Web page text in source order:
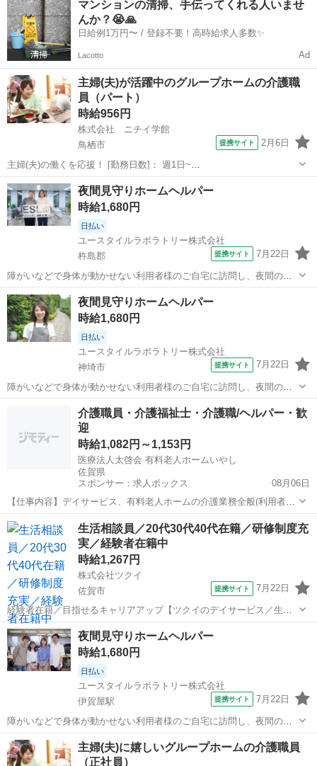
【仕事内容】 見守りや日常生活のお手伝いが中心ですが、利用者様の
生活を支える大切なポジション...
マンションの清掃、手伝ってくれる人いませ
んか？😭🙏
日給例1万円〜 / 登録不要！高時給求人多数✨
Lacotto Ad
主婦(夫)が活躍中のグループホームの介護職
員（パート）
時給956円
株式会社 ニチイ学館
鳥栖市
提携サイト 2月6日
主婦(夫)の働くを応援！ [勤務日数]： 週1日~
07:00~16:30/10:00~19:30/16:30~09:30 月/火/水/木/金/土/日 などから選
べます [勤務地・最寄駅]： 佐賀県鳥栖市大正町703-1...
佐賀 鳥栖市 ケアマネージャー
夜間見守りホームヘルパー
時給1,680円
日払い
ユースタイルラボラトリー株式会社
杵島郡
提携サイト 7月22日
障がいなどで身体が動かせない利用者様のご自宅に訪問し、夜間のケ
アを行う重度訪問介護のお仕事です。 ※1対1で誠実に向き合える方を
募集 【仕事内容】 寝返りをうたせて上げたり、たんの吸引などを行
う、利用者様の就寝中のケアを行...
佐賀 杵島郡 介護
夜間見守りホームヘルパー
時給1,680円
日払い
ユースタイルラボラトリー株式会社
神埼市
提携サイト 7月22日
障がいなどで身体が動かせない利用者様のご自宅に訪問し、夜間のケ
アを行う重度訪問介護のお仕事です。 ※1対1で誠実に向き合える方を
う、利用者様の就寝中のケアを行...
介護
介護職員・介護福祉士・介護職/ヘルパー・歓
迎
時給1,082円～1,153円
医療法人太啓会 有料老人ホームいやし
佐賀県
スポンサー：求人ボックス
08月06日
【仕事内容】デイサービス、有料老人ホームの介護業務全般(利用者の
送迎業務も含みます) デイサービスいやし :利用者27名程度 有料老人ホ
ームいやし:入所者25名程度 日勤の時間帯は職員8名程、夜勤は2名体
制です 送迎は鳥栖市内、軽...
アルバイト・パート
生活相談員／20代30代40代在籍／研修制度充
実／経験者在籍中
時給1,267円
株式会社ツクイ
佐賀市
提携サイト 7月22日
経験者在籍／目指せるキャリアアップ【ツクイのデイサービス／生活
相談員求人】 通いの送迎付きの介護サービス！産休・育休取得実績あ
り&子育てママ在籍中！ライフイベントにも柔軟に対応しています。
【仕事内容】 デイサービスで生...
佐賀 佐賀市 介護
夜間見守りホームヘルパー
時給1,680円
日払い
ユースタイルラボラトリー株式会社
伊賀屋駅
提携サイト 7月22日
障がいなどで身体が動かせない利用者様のご自宅に訪問し、夜間のケ
アを行う重度訪問介護のお仕事です。 ※1対1で誠実に向き合える方を
募集 【仕事内容】 寝返りをうたせて上げたり、たんの吸引などを行
う、利用者様の就寝中のケアを行...
佐賀 神埼市 伊賀屋駅
主婦(夫)に嬉しいグループホームの介護職員
（正社員）